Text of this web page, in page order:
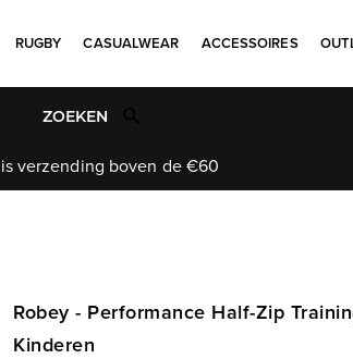
RUGBY CASUALWEAR ACCESSOIRES
Uniek aanbod
Robey - Performance Half-Zip
Kinderen